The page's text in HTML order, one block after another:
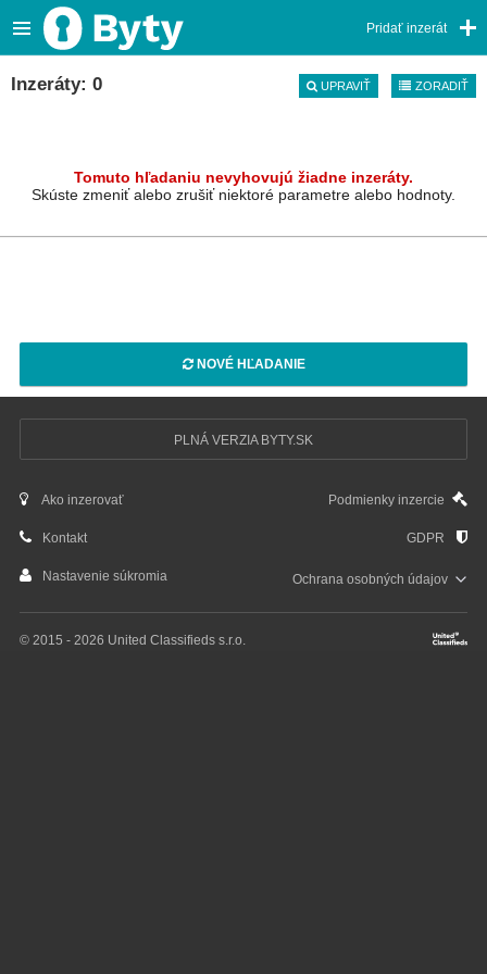
Pridať inzerát
Inzeráty: 0 UPRAVIŤ ZORADIŤ
Tomuto hľadaniu nevyhovujú žiadne inzeráty.
Skúste zmeniť alebo zrušiť niektoré parametre alebo hodnoty.
NOVÉ HĽADANIE
PLNÁ VERZIA BYTY.SK
Ako inzerovať Podmienky inzercie
Kontakt GDPR
Nastavenie súkromia Ochrana osobnýchúdajov
© 2015 - 2026 United Classifieds s.r.o.